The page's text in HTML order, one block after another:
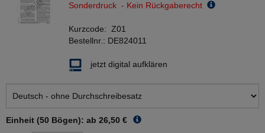
Sonderdruck - Kein Rückgaberecht
Kurzcode: Z01
Bestellnr.: DE824011
jetzt digital aufklären
Einheit (50 Bögen): ab 26,50 €